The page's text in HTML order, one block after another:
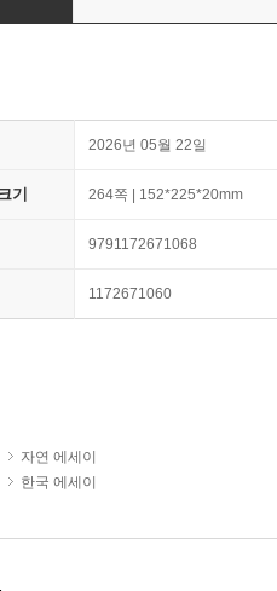
2026년 05월 22일
기 264쪽 | 152*225*20mm
9791172671068
1172671060
자연 에세이
한국 에세이